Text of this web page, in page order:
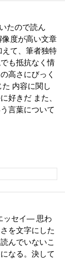
たので読ん
像度が高い文章
えて、筆者独特
も抵抗なく情
高さにびっく
内容に関し
好きだ また、
言葉について
ッセイ— 思わ
を文字にした
んでいないこ
なる。決して